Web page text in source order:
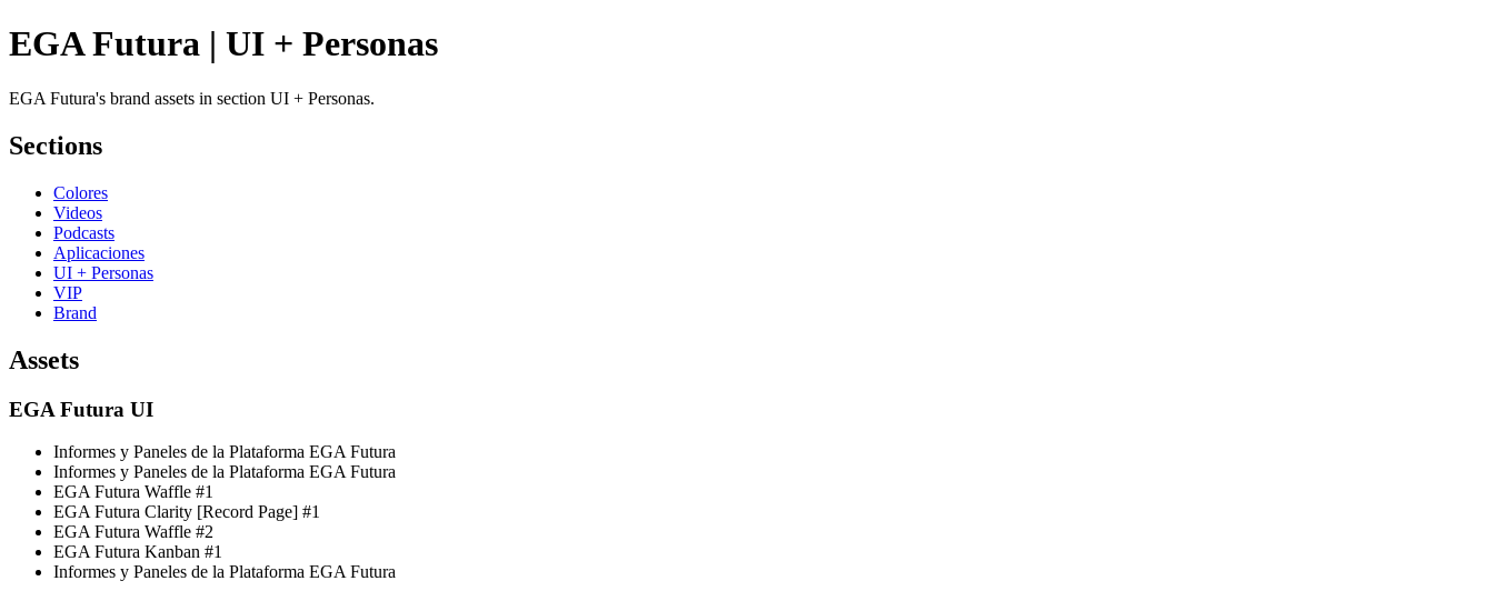
EGA Futura | UI + Personas
EGA Futura's brand assets in section UI + Personas.
Sections
Colores
Videos
Podcasts
Aplicaciones
UI + Personas
VIP
Brand
Assets
EGA Futura UI
Informes y Paneles de la Plataforma EGA Futura
Informes y Paneles de la Plataforma EGA Futura
EGA Futura Waffle #1
EGA Futura Clarity [Record Page] #1
EGA Futura Waffle #2
EGA Futura Kanban #1
Informes y Paneles de la Plataforma EGA Futura